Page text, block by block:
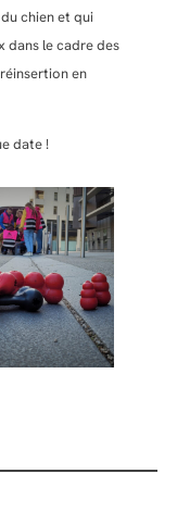
chien et qui
dans le cadre des
en
date !